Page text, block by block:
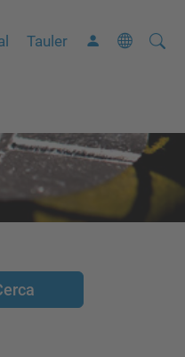
Tauler Cerca
C
a
a